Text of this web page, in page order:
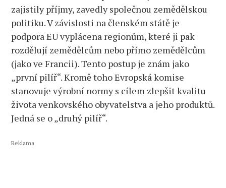
zajistily příjmy, zavedly společnou zemědělskou
politiku. V závislosti na členském státě je
podpora EU vyplácena regionům, které ji pak
rozdělují zemědělcům nebo přímo zemědělcům
(jako ve Francii). Tento postup je znám jako
„první pilíř“. Kromě toho Evropská komise
stanovuje výrobní normy s cílem zlepšit kvalitu
života venkovského obyvatelstva a jeho produktů.
Jedná se o „druhý pilíř“.
Reklama